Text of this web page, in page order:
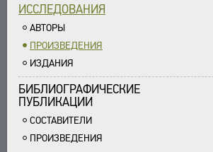
ИССЛЕДОВАНИЯ
АВТОРЫ
ПРОИЗВЕДЕНИЯ
ИЗДАНИЯ
БИБЛИОГРАФИЧЕСКИЕ
ПУБЛИКАЦИИ
СОСТАВИТЕЛИ
ПРОИЗВЕДЕНИЯ